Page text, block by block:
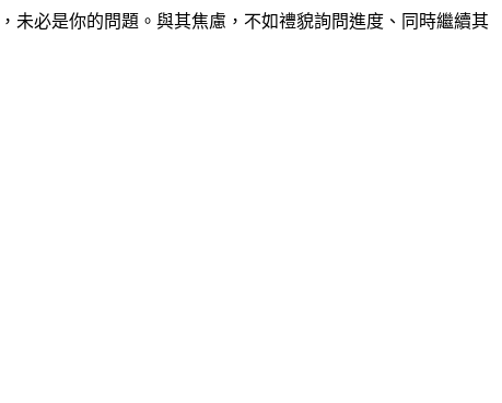
未必是你的問題。與其焦慮，不如禮貌詢問進度、同時繼續其